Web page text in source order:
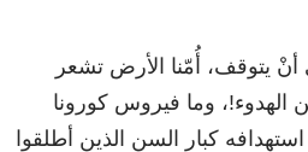
أنْ يتوقف، أُمّنا الأرض تشعر
وما فيروس كورونا
كبار السن الذين أطلقوا